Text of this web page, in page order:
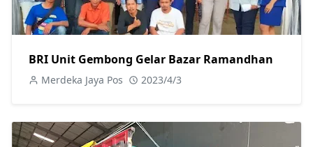
BRI Unit Gembong Gelar Bazar Ramandhan
Merdeka Jaya Pos 2023/4/3